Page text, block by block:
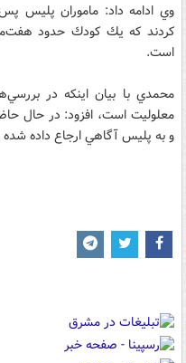
وي ادامه داد: ماموران پليس
كردند كه يك كودك حدود
است.
محمدي با بيان اينكه در
معلوليت است، افزود: در حال
و به پليس آگاهي ارجاع داده